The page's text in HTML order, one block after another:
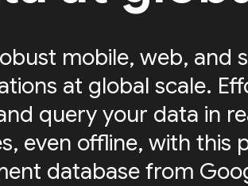
mobile, web, and
at global scale.
query your data in
even offline, with this
database from